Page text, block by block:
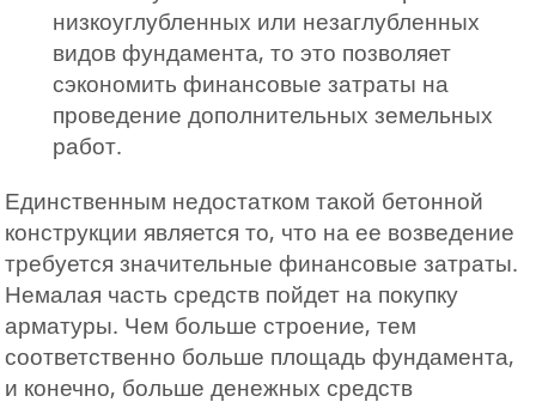
низкоуглубленных или незаглубленных
видов фундамента, то это позволяет
сэкономить финансовые затраты на
проведение дополнительных земельных
работ.
Единственным недостатком такой бетонной
конструкции является то, что на ее возведение
требуется значительные финансовые затраты.
Немалая часть средств пойдет на покупку
арматуры. Чем больше строение, тем
соответственно больше площадь фундамента,
и конечно, больше денежных средств